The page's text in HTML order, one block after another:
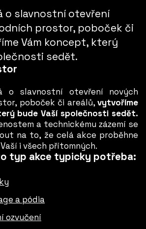
o slavnostní otevření
prostor, poboček či
Vám koncept, který
sedět.
o slavnostní otevření nových
poboček či areálů, vytvoříme
bude Vaší společnosti sedět.
a technickému zázemí se
na to, že celá akce proběhne
i všech přítomných.
typ akce typicky potřeba:
a pódia
ozvučení